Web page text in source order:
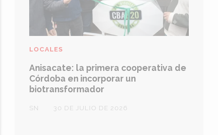
Anisacate: la primera cooperativa de
Córdoba en incorporar un
biotransformador
SN
LOCALES
30 DE JULIO DE 2026